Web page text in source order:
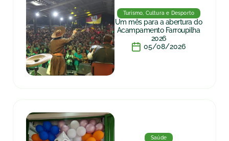
Turismo, Cultura e Desporto
Um mês para a abertura do
Acampamento Farroupilha
2026
05/08/2026
Saúde